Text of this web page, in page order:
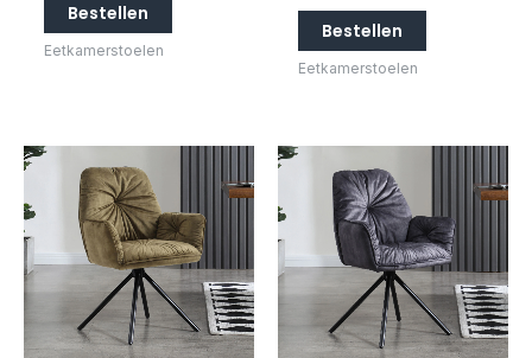
Bestellen
Eetkamerstoelen
Bestellen
Eetkamerstoelen